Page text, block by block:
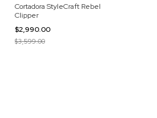
Cortadora StyleCraft Rebel
Clipper
$2,990.00
$3,599.00